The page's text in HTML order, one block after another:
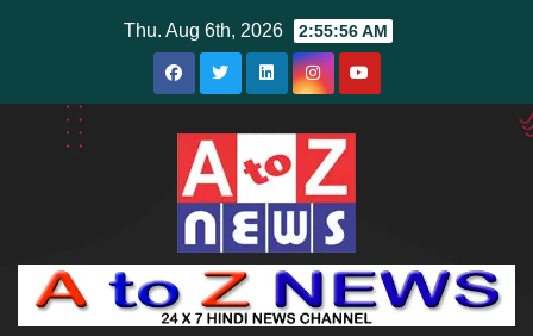
Thu. Aug 6th, 2026 2:55:58 AM